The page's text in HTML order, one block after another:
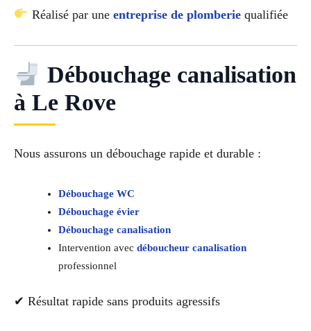
Réalisé par une entreprise de plomberiequalifiée
Débouchage canalisation
à Le Rove
Nous assurons un débouchage rapide et durable :
Débouchage WC
Débouchage évier
Débouchage canalisation
Intervention avec déboucheur canalisation
professionnel
✔ Résultat rapide sans produits agressifs